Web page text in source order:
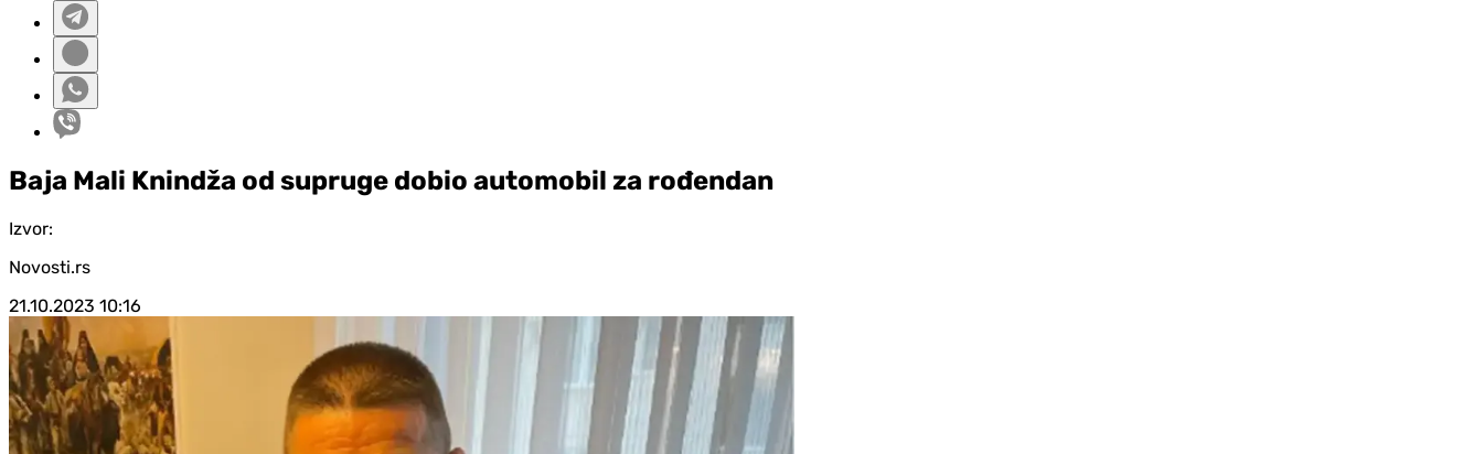
Baja Mali Knindža od supruge dobio automobil za rođendan
Izvor:
Novosti.rs
21.10.2023 10:16